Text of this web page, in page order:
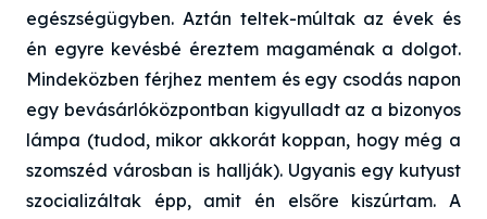
egészségügyben. Aztán teltek-múltak az évek és
én egyre kevésbé éreztem magaménak a dolgot.
Mindeközben férjhez mentem és egy csodás napon
egy bevásárlóközpontban kigyulladt az a bizonyos
lámpa (tudod, mikor akkorát koppan, hogy még a
szomszéd városban is hallják). Ugyanis egy kutyust
szocializáltak épp, amit én elsőre kiszúrtam. A